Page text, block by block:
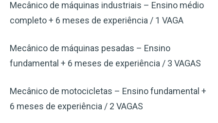
Mecânico de máquinas industriais – Ensino médio
completo + 6 meses de experiência / 1 VAGA
Mecânico de máquinas pesadas – Ensino
fundamental + 6 meses de experiência / 3 VAGAS
Mecânico de motocicletas – Ensino fundamental +
6 meses de experiência / 2 VAGAS